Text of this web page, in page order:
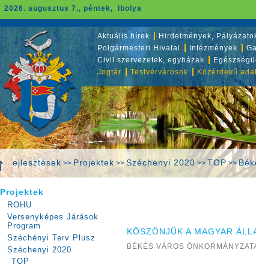
Fejlesztések >> Projektek >>Széchenyi 2020>> TOP>>
2026. augusztus 7., péntek, Ibolya
Aktuális hírek Hirdetmények,
Polgármesteri Hivatal
Intézmények
Civil szervezetek, egyházak
Jogtár
Testvérvárosok Közérdekű
Projektek
ROHU
Versenyképes Járások
Program
Széchényi Terv Plusz
Széchenyi 2020
TOP
KÖSZÖNJÜK A MAGYAR
BÉKÉS VÁROS